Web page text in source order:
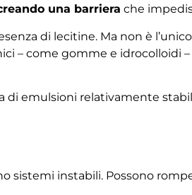
una barriera che
di lecitine. Ma non è
– come gomme e idrocolloidi
di emulsioni relativamente
instabili. Possono